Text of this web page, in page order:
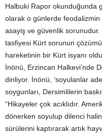
Halbuki Rapor okunduğunda
olarak o günlerde
asayiş ve güvenlik
tasfiyesi Kürt sorunun
hareketinin bir Kürt isyanı
İnönü, Erzincan Halkevi’nde
dinliyor. İnönü, ‘soyulanlar
soygunları, Dersimlilerin
“Hikayeler çok acıklıdır.
dönerken soyulup dilenci
sürülerini kaptırarak artık